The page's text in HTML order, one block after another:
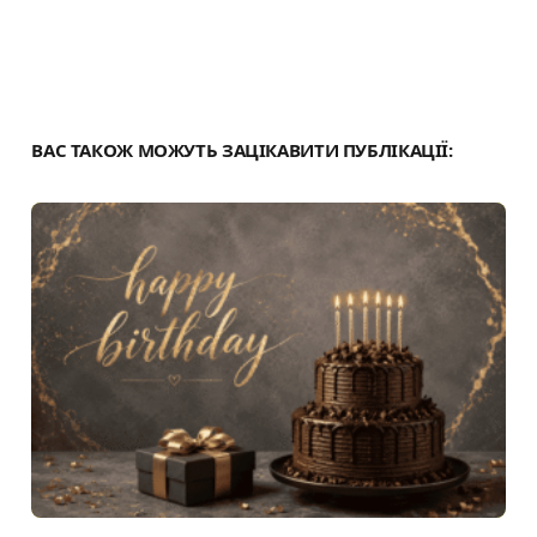
ВАС ТАКОЖ МОЖУТЬ ЗАЦІКАВИТИ ПУБЛІКАЦІЇ: